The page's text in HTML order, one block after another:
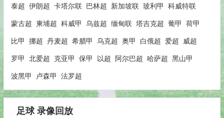
泰超 伊朗超 卡塔尔联 巴林超 新加坡联 玻利甲 科威特联
蒙古超 柬埔超 科威甲 乌兹超 缅甸联 塔吉克超 葡甲 荷甲
比甲 挪超 丹麦超 希腊甲 乌克超 奥甲 白俄超 爱超 威超
罗甲 北爱超 克亚甲 保甲 以超 阿尔巴超 哈萨超 黑山甲
波黑甲 卢森甲 法罗超
足球 录像回放